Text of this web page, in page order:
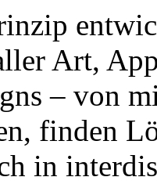
Art,
– von
finden
in